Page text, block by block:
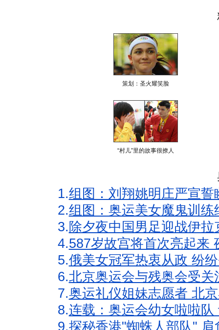
策划：圣火耀笑脸
“村儿”里的故事很撩人
1.组图：刘翔姚明庄严宣
2.组图：奥运美女魔鬼训
3. 除夕夜中国男足迎战伊
4.587岁故宫将首次亮起来
5.俄美女冠军热衷从政 纷
6.北京奥运会与残奥会受
7.奥运礼仪姐妹志愿者 北
8.连载：奥运会幼女啦啦
9.探秘香港"蜘蛛人部队"